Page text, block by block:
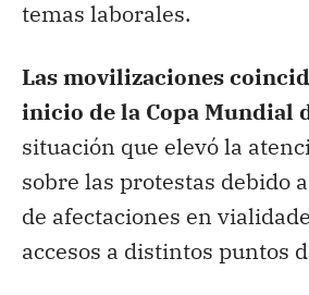
temas laborales.
Las movilizaciones
inicio de la Copa Mundial
situación que elevó la
sobre las protestas debido
de afectaciones en
accesos a distintos puntos